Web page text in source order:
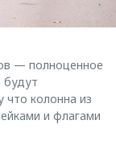
— полноценное
будут
что колонна из
и флагами